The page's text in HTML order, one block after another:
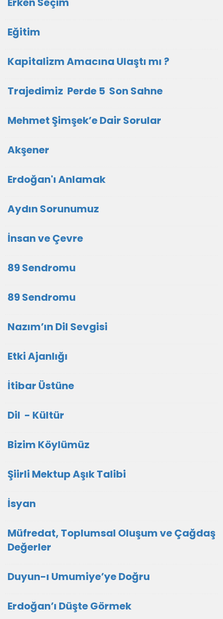
Eğitim
Kapitalizm Amacına Ulaştı mı ?
Trajedimiz Perde 5 Son Sahne
Mehmet Şimşek’e Dair Sorular
Akşener
Erdoğan'ı Anlamak
Aydın Sorunumuz
İnsan ve Çevre
89 Sendromu
89 Sendromu
Nazım’ın Dil Sevgisi
Etki Ajanlığı
İtibar Üstüne
Dil - Kültür
Bizim Köylümüz
Şiirli Mektup Aşık Talibi
İsyan
Müfredat, Toplumsal Oluşum ve Çağdaş
Değerler
Duyun-ı Umumiye’ye Doğru
Erdoğan’ı Düşte Görmek